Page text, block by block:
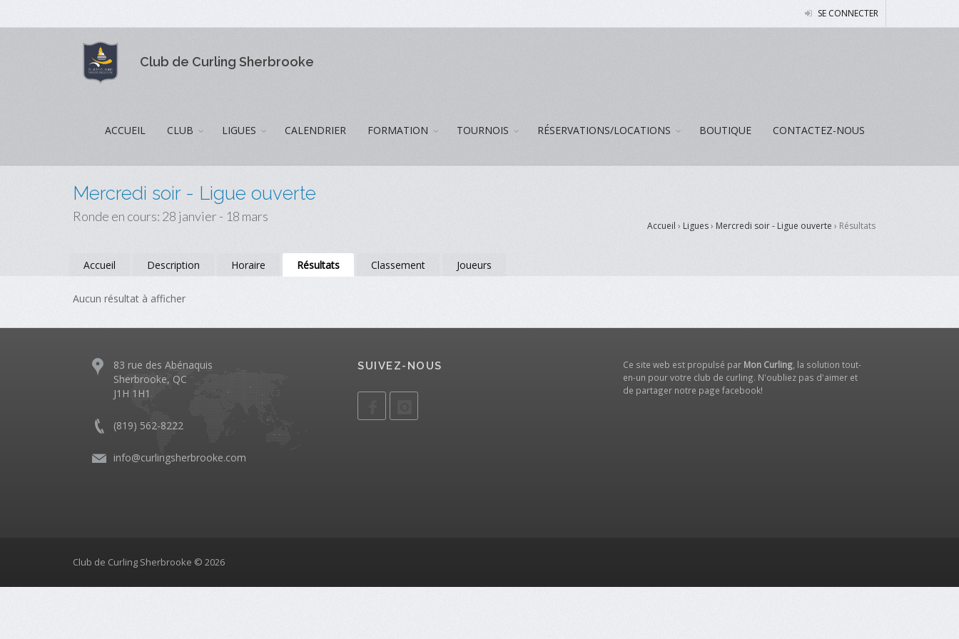
SE CONNECTER
Club de Curling Sherbrooke
ACCUEIL CLUB LIGUES CALENDRIER FORMATION TOURNOIS RÉSERVATIONS/LOCATIONS BOUTIQUE CONTACTEZ-NOUS
Mercredi soir - Ligue ouverte
Ronde en cours: 28 janvier - 18 mars
Accueil › Ligues› Mercredi soir - Ligue ouverte › Résultats
Accueil Description Horaire Résultats Classement Joueurs
Aucun résultat à afficher
83 rue des Abénaquis
Sherbrooke, QC
J1H 1H1
(819) 562-8222
info@curlingsherbrooke.com
SUIVEZ-NOUS Ce site web est propulsé par Mon Curling, la solution tout-
en-un pour votre club de curling. N'oubliez pas d'aimer et
de partager notre page facebook!
Club de Curling Sherbrooke © 2026